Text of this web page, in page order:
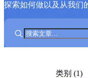
探索如何做以及从我们
类别 (1)